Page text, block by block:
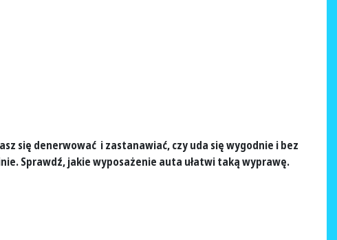
się denerwować i zastanawiać, czy uda się wygodnie i bez
Sprawdź, jakie wyposażenie auta ułatwi taką wyprawę.